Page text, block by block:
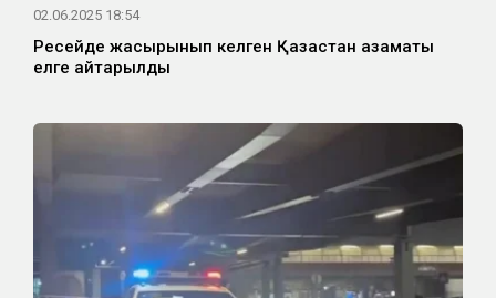
02.06.2025 18:54
Ресейде жасырынып келген Қазақстан азаматы
елге қайтарылды